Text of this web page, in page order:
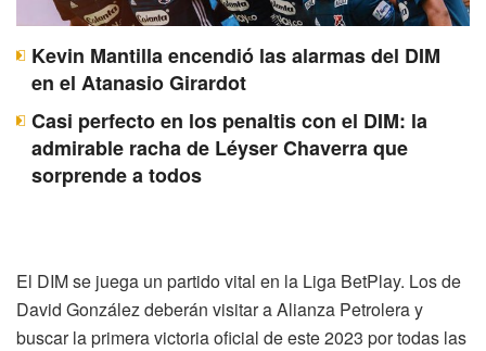
Kevin Mantilla encendió las alarmas del DIM
en el Atanasio Girardot
Casi perfecto en los penaltis con el DIM: la
admirable racha de Léyser Chaverra que
sorprende a todos
El DIM se juega un partido vital en la Liga BetPlay. Los de
David González deberán visitar a Alianza Petrolera y
buscar la primera victoria oficial de este 2023 por todas las